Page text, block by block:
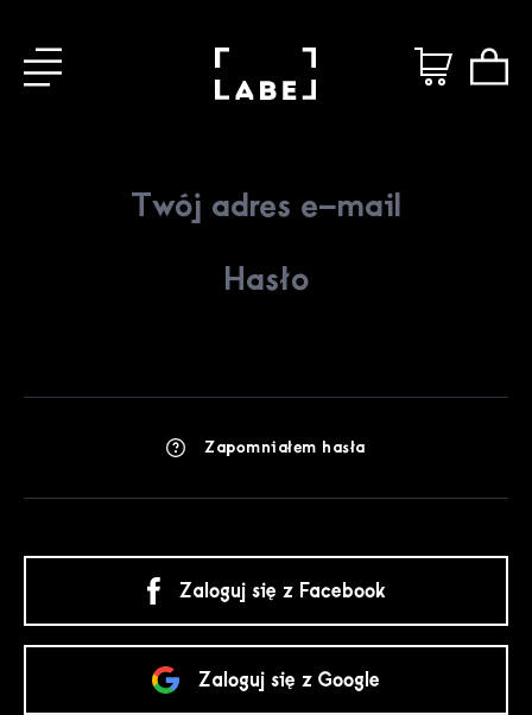
Zapomniałem hasła
Zaloguj się z Facebook
Zaloguj się z Google